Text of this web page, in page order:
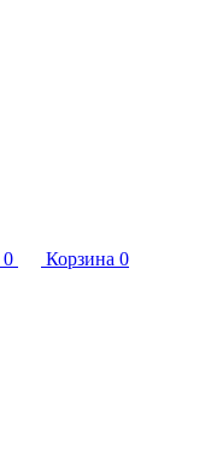
0 Корзина 0